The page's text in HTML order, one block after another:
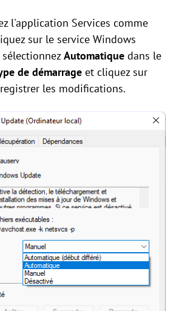
l'application Services comme
sur le service Windows
sélectionnezAutomatique dans le
de démarrage et cliquez sur
les modifications.